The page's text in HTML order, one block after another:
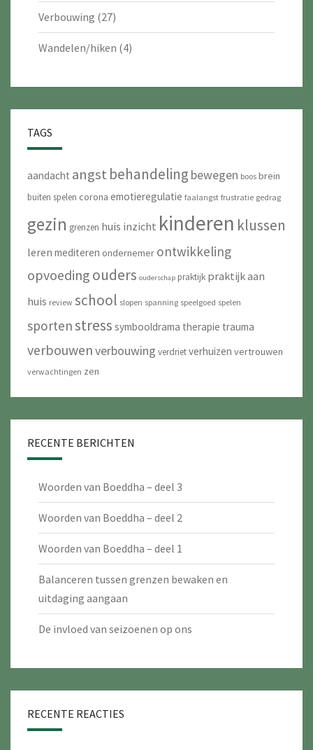
Verbouwing (27)
Wandelen/hiken (4)
TAGS
aandacht angst behandeling bewegen boos brein
buiten spelen corona emotieregulatie faalangst frustratie gedrag
gezin grenzen huis inzicht kinderen klussen
leren mediteren ondernemer ontwikkeling
opvoeding ouders ouderschap praktijk praktijk aan
huis review school slopen spanning speelgoed spelen
sportenstress symbooldrama therapie trauma
verbouwenverbouwing verdrietverhuizen vertrouwen
verwachtingen zen
RECENTE BERICHTEN
Woorden van Boeddha – deel 3
Woorden van Boeddha – deel 2
Woorden van Boeddha – deel 1
Balanceren tussen grenzen bewaken en
uitdaging aangaan
De invloed van seizoenen op ons
RECENTE REACTIES